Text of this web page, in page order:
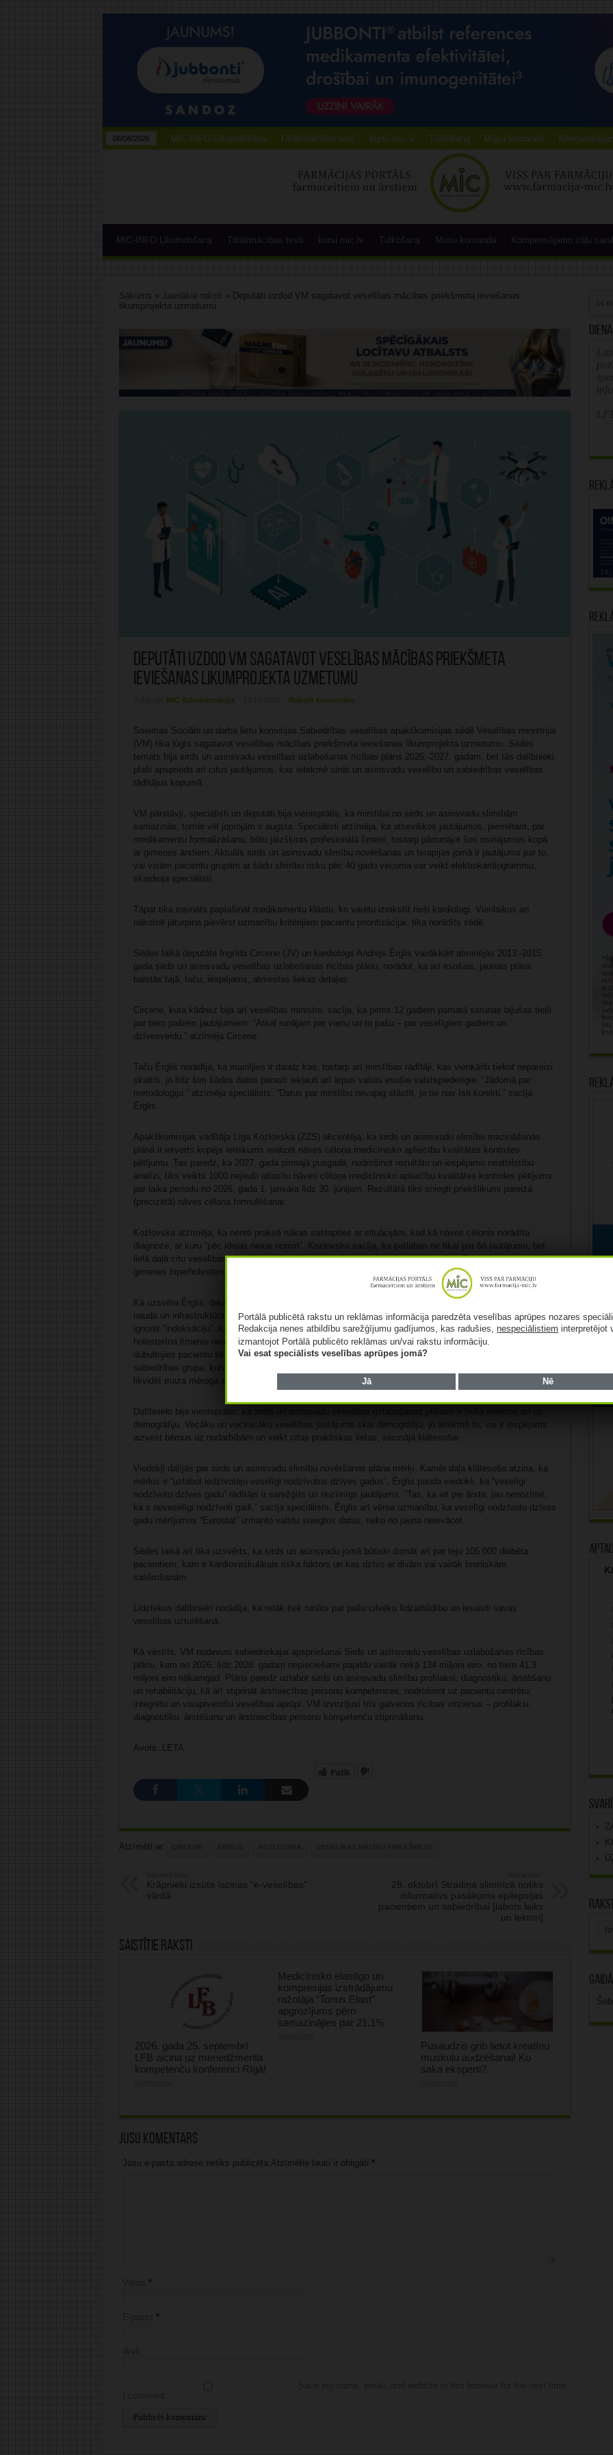
06/08/2026 MIC-INFO Likumdošana Tālākmācības testi kursi.mic.lv Tulkošana Mūsu komanda
MIC-INFO Likumdošana Tālākmācības testi kursi.mic.lv Tulkošana Mūsu komanda Kompensējamo zāļu
Sākums » Jaunākie raksti » Deputāti uzdod VM sagatavot veselības mācības priekšmeta ieviešanas
likumprojekta uzmetumu
Deputāti uzdod VM sagatavot veselības mācības priekšmeta
ieviešanas likumprojekta uzmetumu
MIC Administrācija Rakstīt komentāru
Saeimas Sociālo un darba lietu komisijas Sabiedrības veselības apakškomisijas sēdē Veselības ministrijai
(VM) tika lūgts sagatavot veselības mācības priekšmeta ieviešanas likumprojekta uzmetumu. Sēdes
temats bija sirds un asinsvadu veselības uzlabošanas rīcības plāns 2025.-2027. gadam, bet tās dalībnieki
plaši apsprieda arī citus jautājumus, kas ietekmē sirds un asinsvadu veselību un sabiedrības veselības
rādītājus kopumā.
VM pārstāvji, speciālisti un deputāti bija vienisprātis, ka mirstība no sirds un asinsvadu slimībām
samazinās, tomēr vēl joprojām ir augsta. Speciālisti atzīmēja, ka atsevišķos jautājumos, piemēram, par
medikamentu formalizēšanu, būtu jāizšķiras profesionālā līmenī, tostarp pārrunājot šos risinājumus kopā
ar ģimenes ārstiem. Aktuāls sirds un asinsvadu slimību novēršanas un terapijas jomā ir jautājums par to,
vai visām pacientu grupām ar šādu slimību risku pēc 40 gadu vecuma var veikt elektrokardiogrammu,
skaidroja speciālisti.
Tāpat tika rosināts paplašināt medikamentu klāstu, ko varētu izrakstīt tieši kardiologi. Vienlaikus arī
nākotnē jāturpina pievērst uzmanību kritērijiem pacientu prioritizācijai, tika norādīts sēdē.
Sēdes laikā deputāte Ingrīda Circene (JV) un kardiologs Andrejs Ērglis vairākkārt atminējās 2013.-2015.
gada sirds un asinsvadu veselības uzlabošanas rīcības plānu, norādot, ka arī esošais, jaunais plāns
balstās tajā, taču, iespējams, atmestas liekas detaļas.
Circene, kura kādreiz bija arī veselības ministre, sacīja, ka pirms 12 gadiem pamatā sarunas bijušas tieši
par tiem pašiem jautājumiem. “Atkal runājam par vienu un to pašu – par veselīgiem gadiem un
dzīvesveidu,” atzīmēja Circene.
Taču Ērglis norādīja, ka mainījies ir daudz kas, tostarp arī mirstības rādītāji, kas vienkārši tiekot nepareizi
skaitīti, jo līdz šim šādos datos parasti iekļauti arī ārpus valsts esošie valstspiederīgie. “Jādomā par
metodoloģiju,” atzīmēja speciālists. “Datus par mirstību nevajag stāstīt, jo tie nav īsti korekti,” sacīja
Ērglis.
Apakškomisijas vadītāja Līga Kozlovska (ZZS) akcentēja, ka sirds un asinsvadu slimību mazināšanas
plānā ir ietverts kopējs ieteikums realizēt nāves cēloņa medicīnisko apliecību kvalitātes kontroles
pētījumu. Tas paredz, ka 2027. gada pirmajā pusgadā, nodrošinot rezultātu un iespējamo neatbilstību
analīzi, tiks veikts 1000 nejauši atlasītu nāves cēloņa medicīnisko apliecību kvalitātes kontroles pētījums
par laika periodu no 2026. gada 1. janvāra līdz 30. jūnijam. Rezultātā tiks sniegti priekšlikumi pareiza
(precizētā) nāves cēloņa formulēšanai.
Kozlovska atzīmēja, ka nereti praksē nākas sastapties ar situācijām, kad kā nāves cēlonis norādīta
diagnoze, ar kuru “pēc idejas nevar nomirt”. Kozlovska sacīja, ka patlaban ne tikai par šo jautājumu, bet
lielā daļā citu veselības jautājumu valsts līmenī nav korektu datu, uz ko balstīties. Tas attiecas arī uz
ģimenes hiperholesterinēmiju.
Kā uzsvēra Ērglis, daudz kas ir paveikts, bet turpmākai jomas attīstībai nepieciešama “degviela” jeb
nauda un infrastruktūra. Viņš pauda cerību, ka “tomēr līdzekļi sakārtosies”. Kardiologs arī minēja, ka nevar
ignorēt “indeksāciju”, kas notiek arī attiecībā uz holesterīna līmeni. Pēc viņa teiktā, pašreiz “normas”
holesterīna līmenis neatbilst vadlīnijām un nav tāds, kāds tas bija agrāk. Ērglis uzsvēra, ka teju
dubultojies pacientu skaits no 75, 80 gadu vecuma un vairāk. Viņš norādīja, ka tā ir ievērojama
sabiedrības grupa, kurai šobrīd un nākotnē būs nepieciešami lieli resursi. Ērglis arī uzskata, ka nevajag
likvidēt maza mēroga slimnīcas, bet drīzāk jāstrādā pie to sadarbības ar klīnisko universitāšu slimnīcām.
Dalībnieki bija vienisprātis, ka sirds un asinsvadu veselības uzlabošanas plānam ir tieša ietekme arī uz
demogrāfiju. Vecāku un vecvecāku veselības jautājums skar demogrāfiju, jo ietekmē to, vai ir iespējams
aizvest bērnus uz nodarbībām un veikt citas praktiskas lietas, secināja klātesošie.
Viedokļi dalījās par sirds un asinsvadu slimību novēršanas plāna mērķi. Kamēr daļa klātesošo atzina, ka
mērķis ir “uzlabot iedzīvotāju veselīgi nodzīvotos dzīves gadus”, Ērglis pauda viedokli, ka “veselīgi
nodzīvoto dzīves gadu” rādītājs ir sarežģīts un nozīmīgs jautājums. “Tas, ka iet pie ārsta, jau nenozīmē,
ka ir neveselīgi nodzīvoti gadi,” sacīja speciālists. Ērglis arī vērsa uzmanību, ka veselīgi nodzīvoto dzīves
gadu mērījumos “Eurostat” izmanto valstu sniegtos datus, neko no jauna neievācot.
Sēdes laikā arī tika uzsvērts, ka sirds un asinsvadu jomā būtiski domāt arī par teju 105 000 diabēta
pacientiem, kam ir kardiovaskulārais riska faktors un kas dzīvo ar divām vai vairāk hroniskām
saslimšanām.
Līdztekus dalībnieki norādīja, ka retāk tiek runāts par pašu cilvēku līdzatbildību un iesaisti savas
veselības uzturēšanā.
Kā vēstīts, VM nodevusi sabiedriskajai apspriešanai Sirds un asinsvadu veselības uzlabošanas rīcības
plānu, kam no 2026. līdz 2028. gadam nepieciešami papildu vairāk nekā 134 miljoni eiro, no tiem 41,3
miljoni eiro nākamgad. Plāns paredz uzlabot sirds un asinsvadu slimību profilaksi, diagnostiku, ārstēšanu
un rehabilitāciju, kā arī stiprināt ārstniecības personu kompetences, nodrošinot uz pacientu centrētu,
integrētu un visaptverošu veselības aprūpi. VM izvirzījusi trīs galvenos rīcības virzienus – profilaksi,
diagnostiku, ārstēšanu un ārstniecības personu kompetenču stiprināšanu.
Avots: LETA
Patīk
Atzīmēti ar: CIRCENE ĒRGLIS KOZLOVSKA VESELĪBAS MĀCĪBU PRIEKŠMETS
Krāpnieki izsūta īsziņas “e-veselības”
vārdā
28. oktobrī Stradiņa slimnīcā notiks
informatīvs pasākums epilepsijas
pacientiem un sabiedrībai [labots laiks
un lektori]
Saistītie raksti
2026. gada 25. septembrī
LFB aicina uz menedžmenta
kompetenču konferenci Rīgā!
Medicīnisko elastīgo un
kompresijas izstrādājumu
ražotāja “Tonus Elast”
apgrozījums pērn
samazinājies par 21,1%
Pusaudzis grib lietot kreatīnu
muskuļu audzēšanai! Ko
saka eksperti?
Jūsu komentārs
Jūsu e-pasta adrese netiks publicēta.Atzīmētie lauki ir obligāti *
*
*
Portālā publicētā rakstu un reklāmas informācija paredzēta veselības aprūpes nozares
Redakcija nenes atbildību sarežģījumu gadījumos, kas radušies,nespeciālistiem interpretējot
izmantojot Portālā publicēto reklāmas un/vai rakstu informāciju.
Vai esat speciālists veselības aprūpes jomā?
Jā Nē